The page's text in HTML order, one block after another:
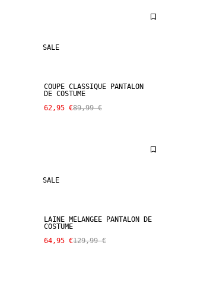
SALE
COUPE CLASSIQUE PANTALON
DE COSTUME
62,95 €89,99 €
SALE
LAINE MÉLANGÉE PANTALON DE
COSTUME
64,95 €129,99 €